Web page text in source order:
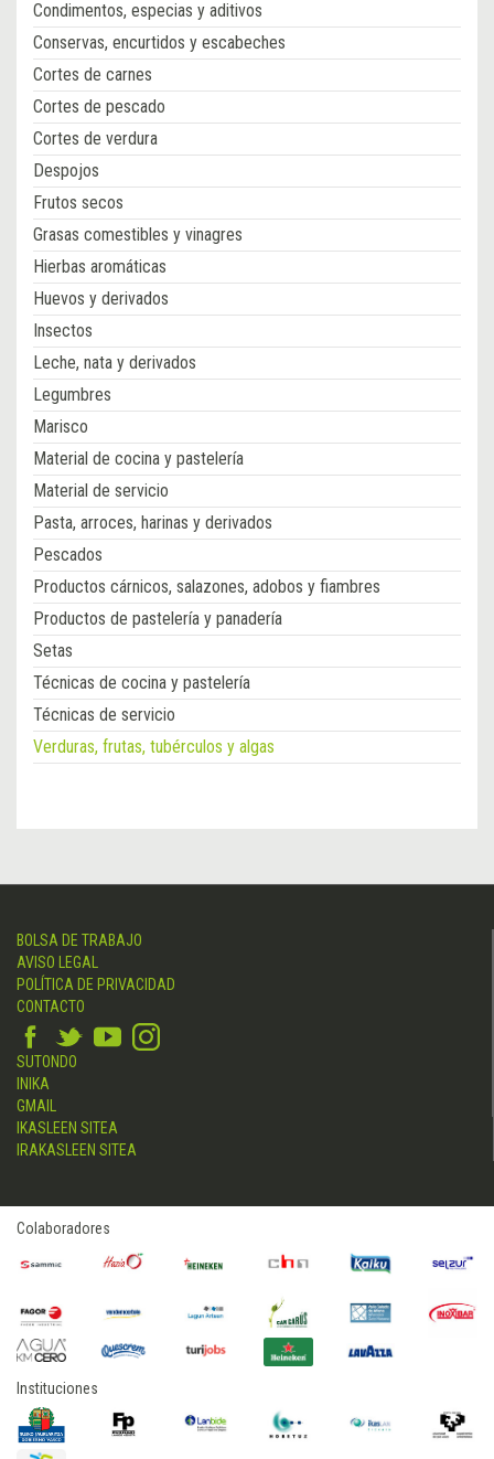
Condimentos, especias y aditivos
Conservas, encurtidos y escabeches
Cortes de carnes
Cortes de pescado
Cortes de verdura
Despojos
Frutos secos
Grasas comestibles y vinagres
Hierbas aromáticas
Huevos y derivados
Insectos
Leche, nata y derivados
Legumbres
Marisco
Material de cocina y pastelería
Material de servicio
Pasta, arroces, harinas y derivados
Pescados
Productos cárnicos, salazones, adobos y fiambres
Productos de pastelería y panadería
Setas
Técnicas de cocina y pastelería
Técnicas de servicio
Verduras, frutas, tubérculos y algas
BOLSA DE TRABAJO
AVISO LEGAL
POLÍTICA DE PRIVACIDAD
CONTACTO
SUTONDO
INIKA
GMAIL
IKASLEEN SITEA
IRAKASLEEN SITEA
Colaboradores
Instituciones